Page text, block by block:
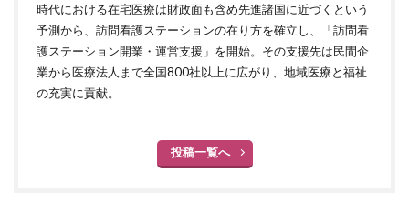
時代における在宅医療は財政面も含め先進諸国に近づくという
予測から、訪問看護ステーションの在り方を確立し、「訪問看
護ステーション開業・運営支援」を開始。その支援先は民間企
業から医療法人まで全国800社以上に広がり、地域医療と福祉
の充実に貢献。
投稿一覧へ